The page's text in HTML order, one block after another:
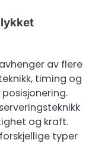
av flere
timing og
og kraft.
typer